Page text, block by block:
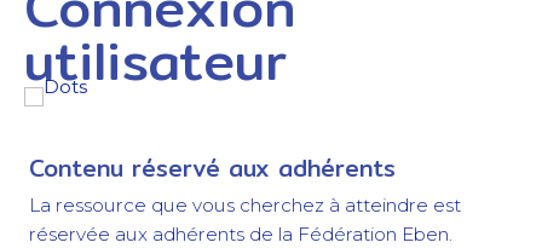
utilisateur
Contenu réservé aux adhérents
La ressource que vous cherchez à atteindre est
réservée aux adhérents de la Fédération Eben.